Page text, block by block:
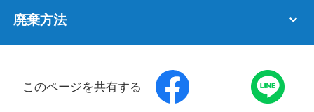
廃棄方法
このページを共有する